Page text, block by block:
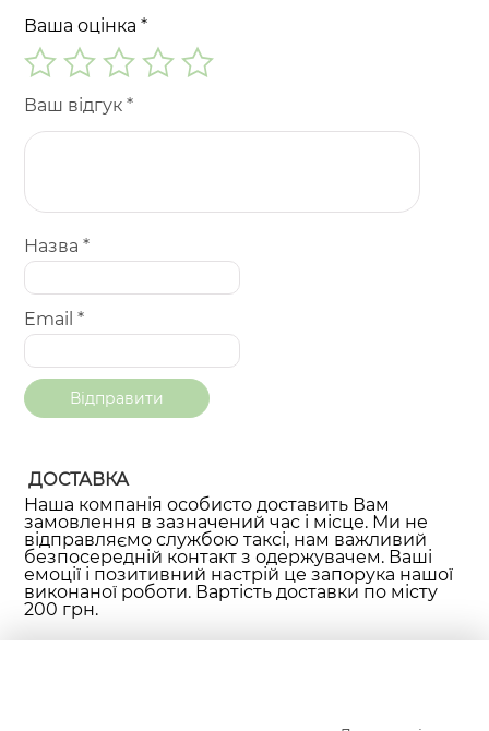
Ваша оцінка*
Ваш відгук*
Назва*
Email*
ДОСТАВКА
Наша компанія особисто доставить Вам
замовлення в зазначений час і місце. Ми не
відправляємо службою таксі, нам важливий
безпосередній контакт з одержувачем. Ваші
емоції і позитивний настрій це запорука нашої
виконаної роботи. Вартість доставки по місту
200 грн.